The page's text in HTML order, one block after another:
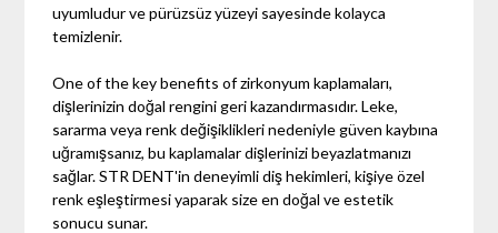
uyumludur ve pürüzsüz yüzeyi sayesinde kolayca
temizlenir.
One of the key benefits of zirkonyum kaplamaları,
dişlerinizin doğal rengini geri kazandırmasıdır. Leke,
sararma veya renk değişiklikleri nedeniyle güven kaybına
uğramışsanız, bu kaplamalar dişlerinizi beyazlatmanızı
sağlar. STR DENT'in deneyimli diş hekimleri, kişiye özel
renk eşleştirmesi yaparak size en doğal ve estetik
sonucu sunar.